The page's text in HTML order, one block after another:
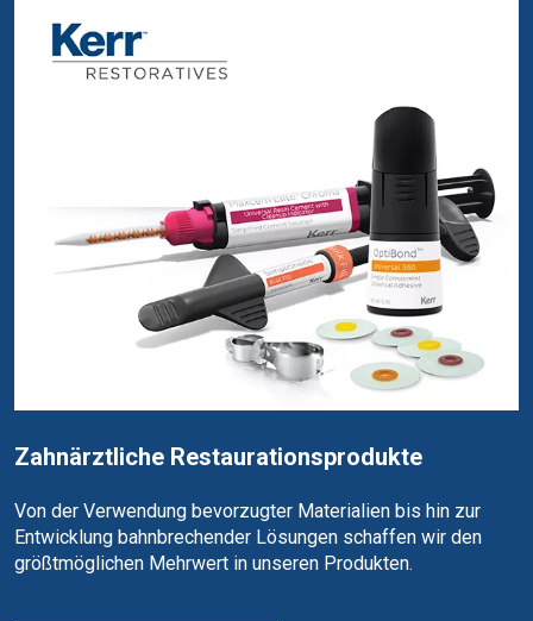
Zahnärztliche Restaurationsprodukte
Von der Verwendung bevorzugter Materialien bis hin zur
Entwicklung bahnbrechender Lösungen schaffen wir den
größtmöglichen Mehrwert in unseren Produkten.